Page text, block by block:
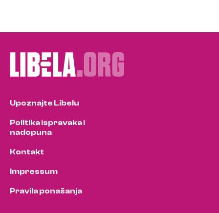
Upoznajte Libelu
Politika ispravaka i
nadopuna
Kontakt
Impressum
Pravila ponašanja